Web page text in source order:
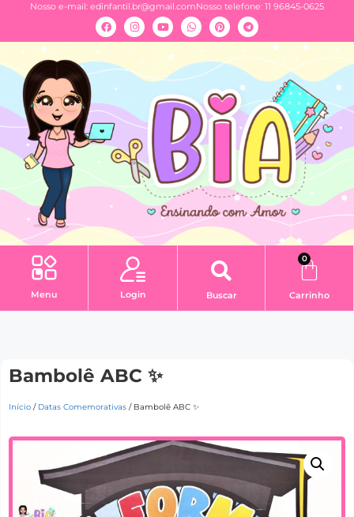
Nosso e-mail: edinfantil.br@gmail.comNosso telefone: 11 96845-0625
Menu Login Buscar
0
Carrinho
Bambolê ABC ✨
Início / Datas Comemorativas / Bambolê ABC ✨